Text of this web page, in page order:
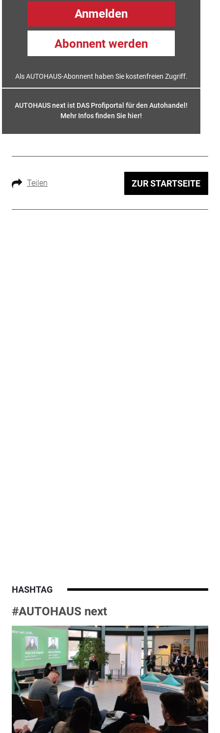
Anmelden
Abonnent werden
Als AUTOHAUS-Abonnent haben Sie kostenfreien Zugriff.
AUTOHAUS next ist DAS Profiportal für den Autohandel!
Mehr Infos finden Sie hier!
Teilen ZUR STARTSEITE
HASHTAG
#AUTOHAUS next